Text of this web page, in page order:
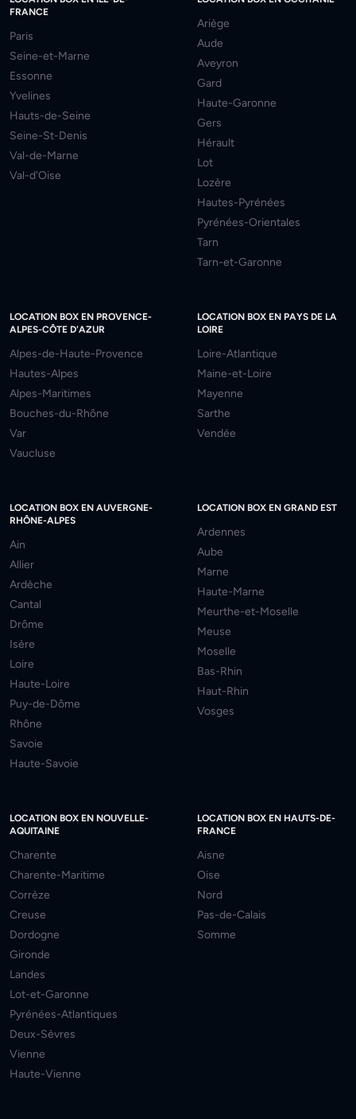
FRANCE
Paris
Seine-et-Marne
Essonne
Yvelines
Hauts-de-Seine
Seine-St-Denis
Val-de-Marne
Val-d'Oise
Ariège
Aude
Aveyron
Gard
Haute-Garonne
Gers
Hérault
Lot
Lozère
Hautes-Pyrénées
Pyrénées-Orientales
Tarn
Tarn-et-Garonne
LOCATION BOX EN PROVENCE-
ALPES-CÔTE D'AZUR
Alpes-de-Haute-Provence
Hautes-Alpes
Alpes-Maritimes
Bouches-du-Rhône
Var
Vaucluse
LOCATION BOX EN PAYS DE LA
LOIRE
Loire-Atlantique
Maine-et-Loire
Mayenne
Sarthe
Vendée
LOCATION BOX EN AUVERGNE-
RHÔNE-ALPES
Ain
Allier
Ardèche
Cantal
Drôme
Isère
Loire
Haute-Loire
Puy-de-Dôme
Rhône
Savoie
Haute-Savoie
LOCATION BOX EN GRAND EST
Ardennes
Aube
Marne
Haute-Marne
Meurthe-et-Moselle
Meuse
Moselle
Bas-Rhin
Haut-Rhin
Vosges
LOCATION BOX EN NOUVELLE-
AQUITAINE
Charente
Charente-Maritime
Corrèze
Creuse
Dordogne
Gironde
Landes
Lot-et-Garonne
Pyrénées-Atlantiques
Deux-Sèvres
Vienne
Haute-Vienne
LOCATION BOX EN HAUTS-DE-
FRANCE
Aisne
Oise
Nord
Pas-de-Calais
Somme